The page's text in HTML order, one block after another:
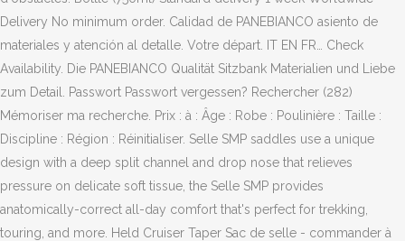
Delivery No minimum order. Calidad de PANEBIANCO asiento de
materiales y atención al detalle. Votre départ. IT EN FR… Check
Availability. Die PANEBIANCO Qualität Sitzbank Materialien und Liebe
zum Detail. Passwort Passwort vergessen? Rechercher (282)
Mémoriser ma recherche. Prix : à : Âge : Robe : Poulinière : Taille :
Discipline : Région : Réinitialiser. Selle SMP saddles use a unique
design with a deep split channel and drop nose that relieves
pressure on delicate soft tissue, the Selle SMP provides
anatomically-correct all-day comfort that's perfect for trekking,
touring, and more. Held Cruiser Taper Sac de selle - commander à